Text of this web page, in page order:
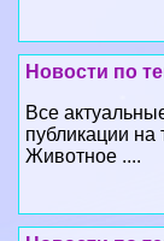
Новости по
Все
публикации
Животное ....